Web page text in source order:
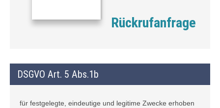
Rückrufanfrage
DSGVO Art. 5 Abs.1b
für festgelegte, eindeutige und legitime Zwecke erhoben